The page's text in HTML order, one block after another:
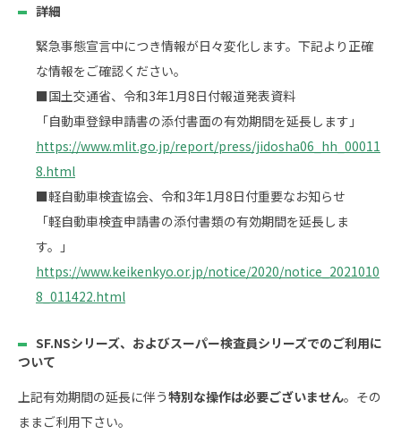
詳細
緊急事態宣言中につき情報が日々変化します。下記より正確
な情報をご確認ください。
■国土交通省、令和3年1月8日付報道発表資料
「自動車登録申請書の添付書面の有効期間を延長します」
https://www.mlit.go.jp/report/press/jidosha06_hh_00011
8.html
■軽自動車検査協会、令和3年1月8日付重要なお知らせ
「軽自動車検査申請書の添付書類の有効期間を延長しま
す。」
https://www.keikenkyo.or.jp/notice/2020/notice_2021010
8_011422.html
SF.NSシリーズ、およびスーパー検査員シリーズでのご利用に
ついて
上記有効期間の延長に伴う特別な操作は必要ございません。その
ままご利用下さい。